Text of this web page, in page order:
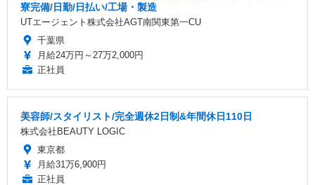
寮完備/日勤/日払い/工場・製造
UTエージェント株式会社AGT南関東第一CU
千葉県
月給24万円～27万2,000円
正社員
美容師/スタイリスト/完全週休2日制&年間休日110日
株式会社BEAUTY LOGIC
東京都
月給31万6,900円
正社員